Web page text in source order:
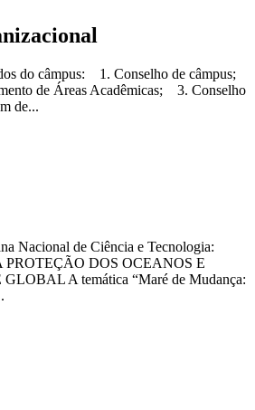
do câmpus: 1. Conselho de câmpus;
de Áreas Acadêmicas; 3. Conselho
de...
Nacional de Ciência e Tecnologia:
DOS OCEANOS E
A temática “Maré de Mudança: